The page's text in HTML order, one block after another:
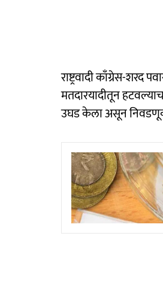
राष्ट्रवादी काँग्रेस-शरद
मतदारयादीतून
उघड केला असून